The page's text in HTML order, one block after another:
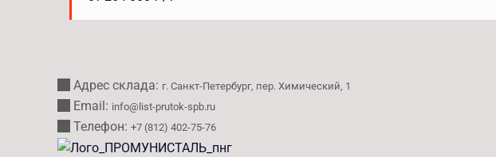
Адрес склада: г. Санкт-Петербург, пер. Химический, 1
Email: info@list-prutok-spb.ru
Телефон: +7 (812) 402-75-76